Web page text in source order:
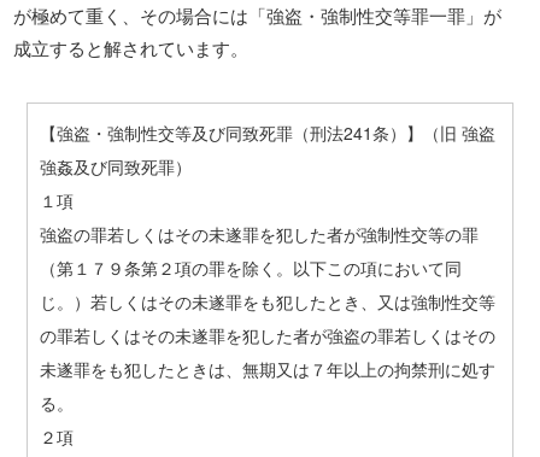
が極めて重く、その場合には「強盗・強制性交等罪一罪」が
成立すると解されています。
【強盗・強制性交等及び同致死罪（刑法241条）】（旧 強盗
強姦及び同致死罪）
１項
強盗の罪若しくはその未遂罪を犯した者が強制性交等の罪
（第１７９条第２項の罪を除く。以下この項において同
じ。）若しくはその未遂罪をも犯したとき、又は強制性交等
の罪若しくはその未遂罪を犯した者が強盗の罪若しくはその
未遂罪をも犯したときは、無期又は７年以上の拘禁刑に処す
る。
２項